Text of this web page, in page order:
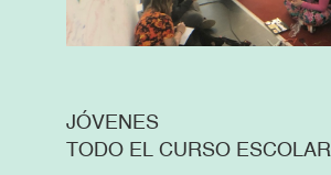
JÓVENES
TODO EL CURSO ESCOLAR